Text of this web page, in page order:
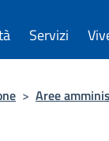
Servizi
> Aree